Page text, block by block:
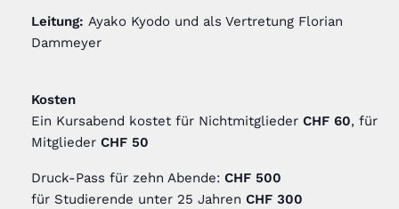
Leitung: Ayako Kyodo und als Vertretung Florian
Dammeyer
Kosten
Ein Kursabend kostet für Nichtmitglieder CHF 60, für
Mitglieder CHF 50
Druck-Pass für zehn Abende: CHF 500
für Studierende unter 25 Jahren CHF 300